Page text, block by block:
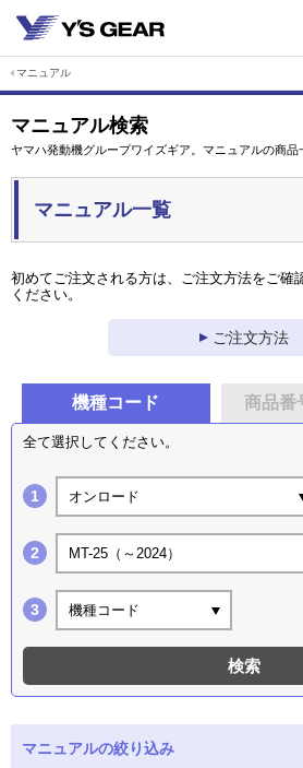
マニュアル
マニュアル検索
ヤマハ発動機グループワイズギア。マニュアルの商品
マニュアル一覧
初めてご注文される方は、ご注文方法をご確
ください。
ご注文方法
機種コード
全て選択してください。
オンロード
MT-25（～2024）
機種コード
検索
商品番
マニュアルの絞り込み